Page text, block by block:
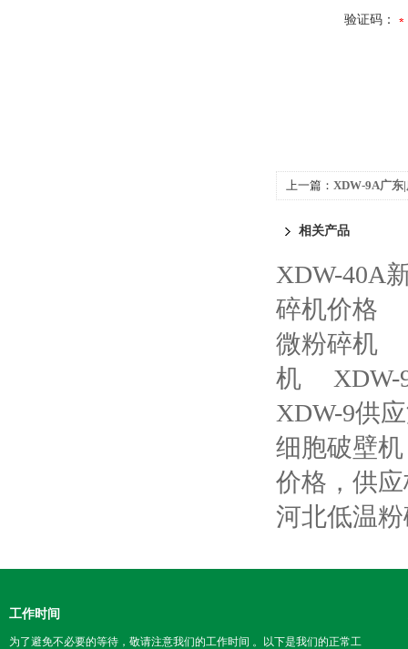
验证码：
上一篇： XDW-9A广东
相关产品
XDW-40A
碎机价格
微粉碎机
机
XDW-9供
细胞破壁机
价格，供
河北低温
工作时间
为了避免不必要的等待，敬请注意我们的工作时间 。以下是我们的正常工